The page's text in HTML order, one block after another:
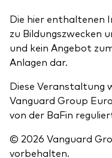
Die hier enthaltenen
zu Bildungszwecken
und kein Angebot
Anlagen dar.
Diese Veranstaltung
Vanguard Group
von der BaFin
© 2026 Vanguard
vorbehalten.